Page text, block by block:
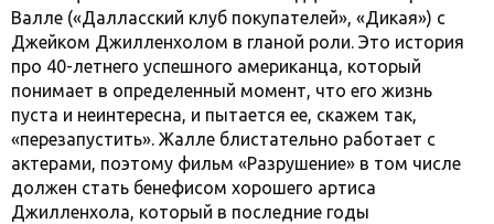
Валле («Далласский клуб покупателей», «Дикая») с
Джейком Джилленхолом в гланой роли. Это история
про 40-летнего успешного американца, который
понимает в определенный момент, что его жизнь
пуста и неинтересна, и пытается ее, скажем так,
«перезапустить». Жалле блистательно работает с
актерами, поэтому фильм «Разрушение» в том числе
должен стать бенефисом хорошего артиса
Джилленхола, который в последние годы